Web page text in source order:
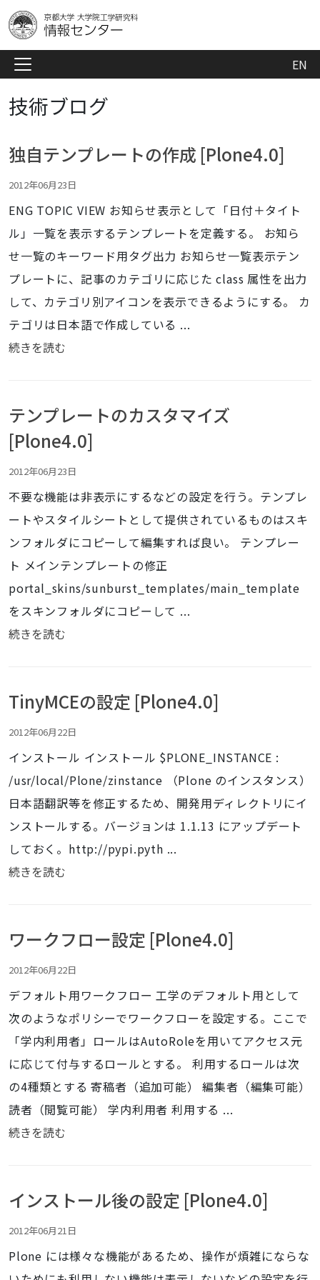
EN
技術ブログ
独自テンプレートの作成 [Plone4.0]
2012年06月23日
ENG TOPIC VIEW お知らせ表示として「日付＋タイト
ル」一覧を表示するテンプレートを定義する。 お知ら
せ一覧のキーワード用タグ出力 お知らせ一覧表示テン
プレートに、記事のカテゴリに応じた class 属性を出力
して、カテゴリ別アイコンを表示できるようにする。 カ
テゴリは日本語で作成している ...
続きを読む
テンプレートのカスタマイズ
[Plone4.0]
2012年06月23日
不要な機能は非表示にするなどの設定を行う。テンプレ
ートやスタイルシートとして提供されているものはスキ
ンフォルダにコピーして編集すれば良い。 テンプレー
ト メインテンプレートの修正
portal_skins/sunburst_templates/main_template
をスキンフォルダにコピーして ...
続きを読む
TinyMCEの設定 [Plone4.0]
2012年06月22日
インストール インストール $PLONE_INSTANCE :
/usr/local/Plone/zinstance （Plone のインスタンス）
日本語翻訳等を修正するため、開発用ディレクトリにイ
ンストールする。バージョンは 1.1.13 にアップデート
しておく。http://pypi.pyth ...
続きを読む
ワークフロー設定 [Plone4.0]
2012年06月22日
デフォルト用ワークフロー 工学のデフォルト用として
次のようなポリシーでワークフローを設定する。ここで
「学内利用者」ロールはAutoRoleを用いてアクセス元
に応じて付与するロールとする。 利用するロールは次
の4種類とする 寄稿者（追加可能） 編集者（編集可能）
読者（閲覧可能） 学内利用者 利用する ...
続きを読む
インストール後の設定 [Plone4.0]
2012年06月21日
Plone には様々な機能があるため、操作が煩雑にならな